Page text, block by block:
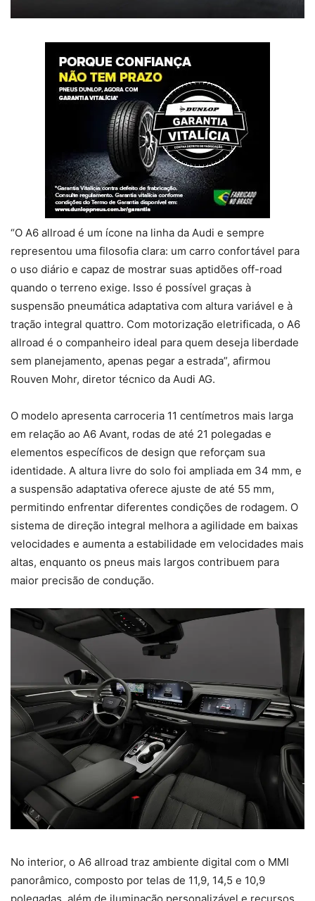
“O A6 allroad é um ícone na linha da Audi e sempre
representou uma filosofia clara: um carro confortável para
o uso diário e capaz de mostrar suas aptidões off-road
quando o terreno exige. Isso é possível graças à
suspensão pneumática adaptativa com altura variável e à
tração integral quattro. Com motorização eletrificada, o A6
allroad é o companheiro ideal para quem deseja liberdade
sem planejamento, apenas pegar a estrada”, afirmou
Rouven Mohr, diretor técnico da Audi AG.
O modelo apresenta carroceria 11 centímetros mais larga
em relação ao A6 Avant, rodas de até 21 polegadas e
elementos específicos de design que reforçam sua
identidade. A altura livre do solo foi ampliada em 34 mm, e
a suspensão adaptativa oferece ajuste de até 55 mm,
permitindo enfrentar diferentes condições de rodagem. O
sistema de direção integral melhora a agilidade em baixas
velocidades e aumenta a estabilidade em velocidades mais
altas, enquanto os pneus mais largos contribuem para
maior precisão de condução.
No interior, o A6 allroad traz ambiente digital com o MMI
panorâmico, composto por telas de 11,9, 14,5 e 10,9
polegadas, além de iluminação personalizável e recursos